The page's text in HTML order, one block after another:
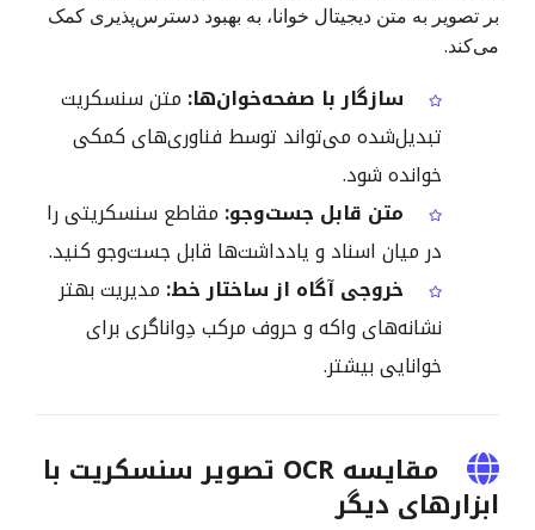
بر تصویر به متن دیجیتال خوانا، به بهبود دسترس‌پذیری کمک
می‌کند.
سازگار با صفحه‌خوان‌ها: متن سنسکریت
تبدیل‌شده می‌تواند توسط فناوری‌های کمکی
خوانده شود.
متن قابل جست‌وجو: مقاطع سنسکریتی را
در میان اسناد و یادداشت‌ها قابل جست‌وجو کنید.
خروجی آگاه از ساختار خط: مدیریت بهتر
نشانه‌های واکه و حروف مرکب دِواناگری برای
خوانایی بیشتر.
مقایسه OCR تصویر سنسکریت با
ابزارهای دیگر